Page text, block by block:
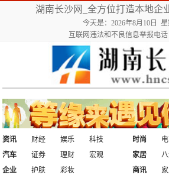
湖南长沙网_全方位打造本地企
今天是：2026年8月10日
互联网违法和不良信息举报电话
资讯 财经 娱乐
科技
汽车
证券 理财 宏观
时尚
家居
企业
护肤
彩妆
商讯